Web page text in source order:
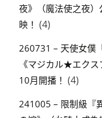
夜》（魔法使之夜
映！ (4)
260731 – 天使女僕
《マジカル★エク
10月開播！ (4)
241005 – 限制級『